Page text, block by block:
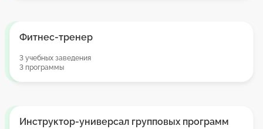
Фитнес-тренер
3 учебных заведения
3 программы
Инструктор-универсал групповых программ